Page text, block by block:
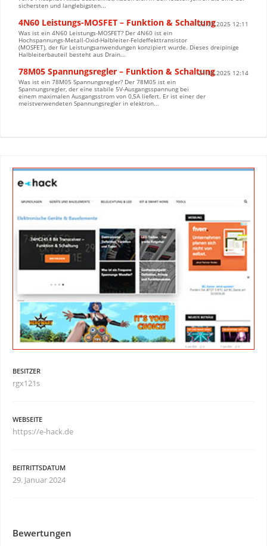
sichersten und langlebigsten...
4N60 Leistungs-MOSFET – Funktion & Schaltung22.05.2025 12:11
Was ist ein 4N60 Leistungs-MOSFET? Der 4N60 ist ein
Hochspannungs-Metall-Oxid-Halbleiter-Feldeffekttransistor
(MOSFET), der für Leistungsanwendungen konzipiert wurde. Dieses dreipinige
Halbleiterbauteil besteht aus Drain...
78M05 Spannungsregler – Funktion & Schaltung21.05.2025 12:14
Was ist ein 78M05 Spannungsregler? Der 78M05 ist ein
Spannungsregler, der eine stabile 5V-Ausgangsspannung bei
einem maximalen Ausgangsstrom von 0,5A liefert. Er ist einer der
meistverwendeten Spannungsregler in elektron...
BESITZER
rgx121s
WEBSEITE
https://e-hack.de
BEITRITTSDATUM
29. Januar 2024
Bewertungen